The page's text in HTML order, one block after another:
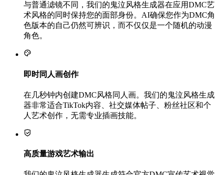
与普通滤镜不同，我们的鬼泣风格生成器在应用DMC艺
术风格的同时保持您的面部身份。AI确保您作为DMC角
色版本的自己仍然可辨识，而不仅仅是一个随机的动漫
角色。
即时同人画创作
在几秒钟内创建DMC风格同人画。我们的鬼泣风格生成
器非常适合TikTok内容、社交媒体帖子、粉丝社区和个
人艺术创作，无需专业插画技能。
高质量游戏艺术输出